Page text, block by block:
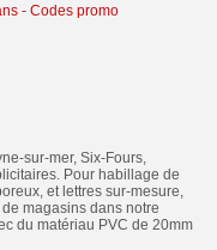
- Codes promo
sur-mer, Six-Fours,
Pour habillage de
et lettres sur-mesure,
magasins dans notre
du matériau PVC de 20mm